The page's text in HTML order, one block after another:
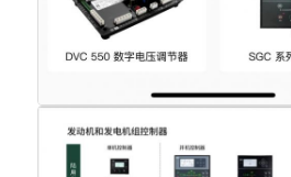
cng 발전기 세트
발전기 용품